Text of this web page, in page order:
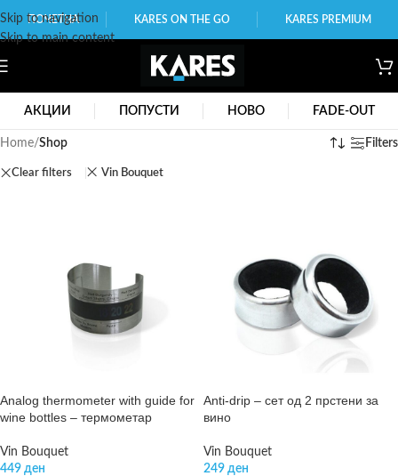
Skip to navigation
Skip to main content
ПОЧЕТНА KARES ON THE GO KARES PREMIUM
АКЦИИ ПОПУСТИ НОВО FADE-OUT
Home/Shop Filters
Clear filters Vin Bouquet
Analog thermometer with guide for
wine bottles – термометар
Vin Bouquet
449 ден
Anti-drip – сет од 2 прстени за
вино
Vin Bouquet
249 ден